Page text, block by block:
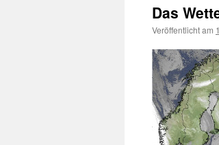
Das
Veröffentlicht am